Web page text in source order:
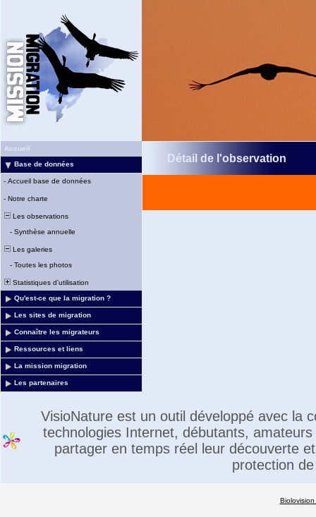
Accueil
Base de données
- Accueil base de données
- Notre charte
Les observations
- Synthèse annuelle
Les galeries
- Toutes les photos
Statistiques d'utilisation
Qu'est-ce que la migration ?
Les sites de migration
Connaître les migrateurs
Ressources et liens
La mission migration
Les partenaires
Détail de l'observation
VisioNature est un outil développé avec la
technologies Internet, débutants,
partager en temps réel leur découverte
protection
Biolovision